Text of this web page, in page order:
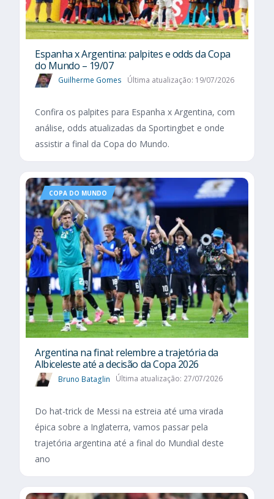
Espanha x Argentina: palpites e odds da Copa
do Mundo – 19/07
Guilherme Gomes Última atualização: 19/07/2026
Confira os palpites para Espanha x Argentina, com
análise, odds atualizadas da Sportingbet e onde
assistir a final da Copa do Mundo.
COPA DO MUNDO
Argentina na final: relembre a trajetória da
Albiceleste até a decisão da Copa 2026
Bruno Bataglin Última atualização: 27/07/2026
Do hat-trick de Messi na estreia até uma virada
épica sobre a Inglaterra, vamos passar pela
trajetória argentina até a final do Mundial deste
ano